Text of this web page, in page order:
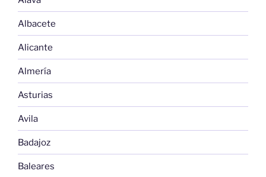
Albacete
Alicante
Almería
Asturias
Avila
Badajoz
Baleares